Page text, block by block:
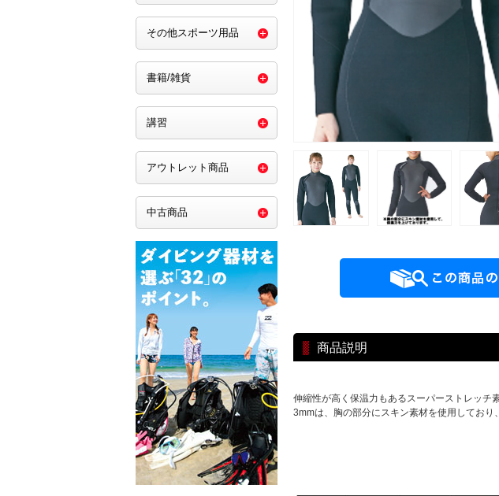
商品説明
伸縮性が高く保温力もあるスーパーストレッチ
3mmは、胸の部分にスキン素材を使用しており
その他スポーツ用品
書籍/雑貨
講習
アウトレット商品
中古商品